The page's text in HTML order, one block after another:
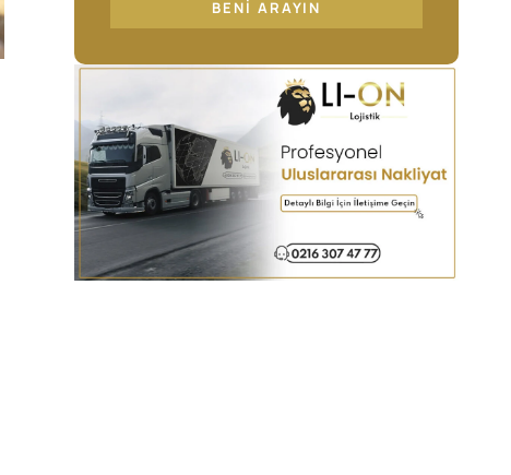
BENI ARAYIN